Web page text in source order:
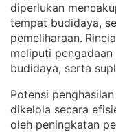
diperlukan
tempat budidaya,
pemeliharaan.
meliputi
budidaya, serta
Potensi
dikelola secara
oleh peningkatan